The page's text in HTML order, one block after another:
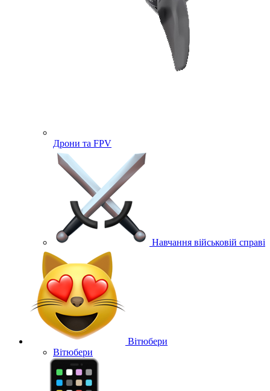
Дрони та FPV
Навчання військовій справі
Вітюбери
Вітюбери